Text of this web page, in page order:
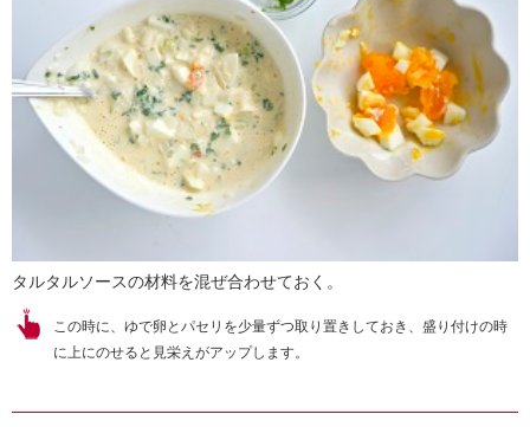
タルタルソースの材料を混ぜ合わせておく。
この時に、ゆで卵とパセリを少量ずつ取り置きしておき、盛り付けの時
に上にのせると見栄えがアップします。